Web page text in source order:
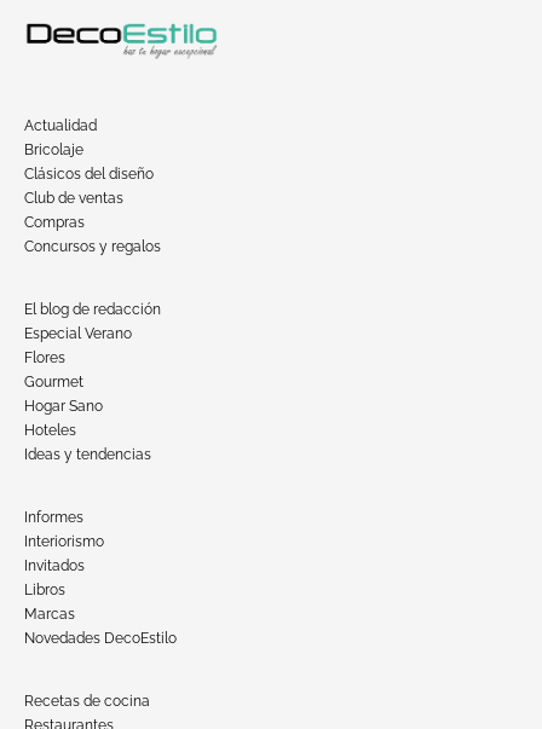
Actualidad
Bricolaje
Clásicos del diseño
Club de ventas
Compras
Concursos y regalos
El blog de redacción
Especial Verano
Flores
Gourmet
Hogar Sano
Hoteles
Ideas y tendencias
Informes
Interiorismo
Invitados
Libros
Marcas
Novedades DecoEstilo
Recetas de cocina